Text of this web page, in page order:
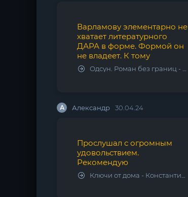
Варламову элементарно не
хватает литературного
ДАРА в форме. Формой он
не владеет. К тому
Одсун. Роман без границ - Алексей Варламов
А Александр 30.04.24
Прослушал с огромным
удовольствием.
Рекомендую
Ключи от дома - Константин Калбазов